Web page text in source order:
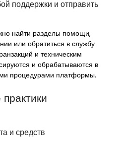
поддержки и отправить
найти разделы помощи,
или обратиться в службу
и техническим
и обрабатываются в
процедурами платформы.
и средств